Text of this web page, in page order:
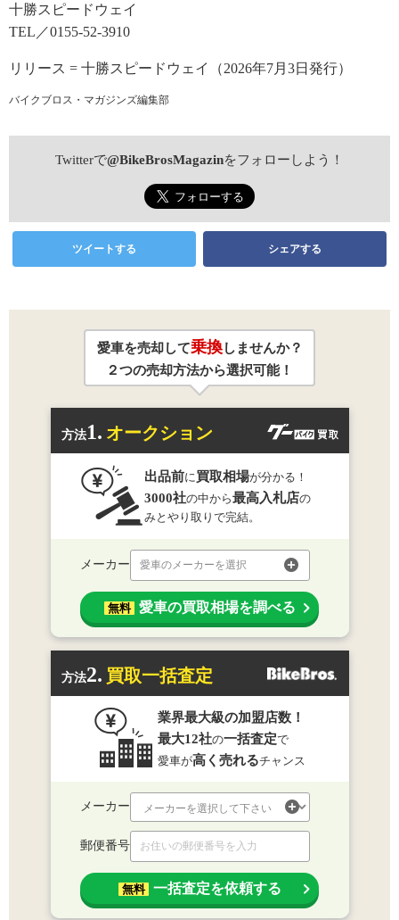
十勝スピードウェイ
TEL／0155-52-3910
リリース = 十勝スピードウェイ（2026年7月3日発行）
バイクブロス・マガジンズ編集部
Twitterで@BikeBrosMagazinをフォローしよう！
ツイートする シェアする
愛車を売却して乗換しませんか？
２つの売却方法から選択可能！
方法1. オークション
出品前に 買取相場が分かる！
3000社の中から最高入札店の
みとやり取りで完結。
メーカー 愛車のメーカーを選択
無料 愛車の買取相場を調べる
方法2. 買取一括査定
業界最大級の加盟店数！
最大12社の一括査定で
愛車が高く売れるチャンス
メーカー
郵便番号
無料 一括査定を依頼する